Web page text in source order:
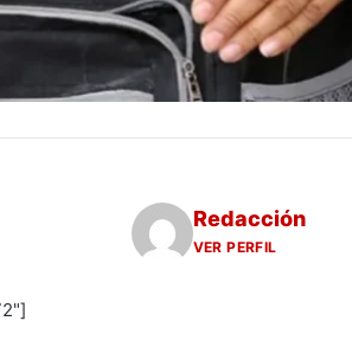
Redacción
VER PERFIL